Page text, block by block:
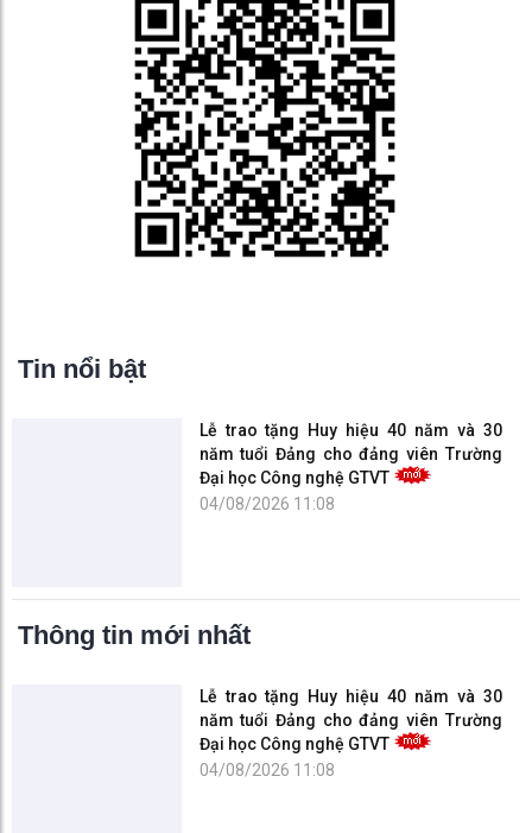
Tin nổi bật
Lễ trao tặng Huy hiệu 40 năm và 30
năm tuổi Đảng cho đảng viên Trường
Đại học Công nghệ GTVT
04/08/2026 11:08
Thông tin mới nhất
Lễ trao tặng Huy hiệu 40 năm và 30
năm tuổi Đảng cho đảng viên Trường
Đại học Công nghệ GTVT
04/08/2026 11:08